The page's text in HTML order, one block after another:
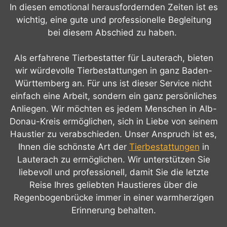
In diesen emotional herausfordernden Zeiten ist es
wichtig, eine gute und professionelle Begleitung
bei diesem Abschied zu haben.
Als erfahrene Tierbestatter für Lauterach, bieten
wir würdevolle Tierbestattungen in ganz Baden-
Württemberg an. Für uns ist dieser Service nicht
einfach eine Arbeit, sondern ein ganz persönliches
Anliegen. Wir möchten es jedem Menschen in Alb-
Donau-Kreis ermöglichen, sich in Liebe von seinem
Haustier zu verabschieden. Unser Anspruch ist es,
Ihnen die schönste Art der Tierbestattungen in
Lauterach zu ermöglichen. Wir unterstützen Sie
liebevoll und professionell, damit Sie die letzte
Reise Ihres geliebten Haustieres über die
Regenbogenbrücke immer in einer warmherzigen
Erinnerung behalten.